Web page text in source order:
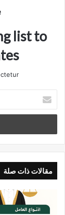
list to
خ
ب
ر
ك
مقالات ذات صلة